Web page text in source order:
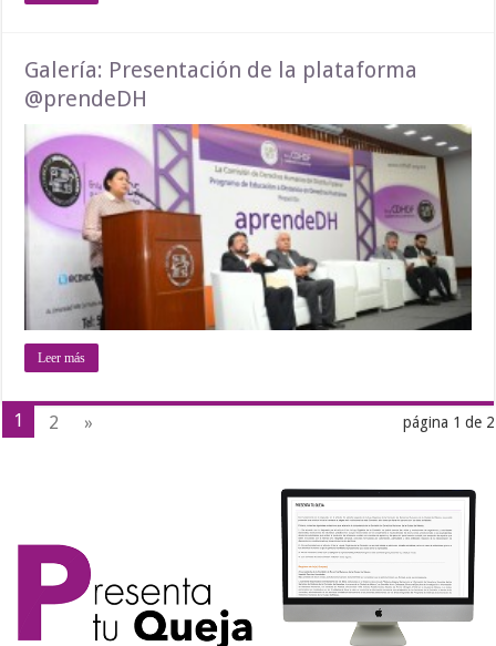
Galería: Presentación de la plataforma
@prendeDH
Leer más
página 1 de 2
1 2 »